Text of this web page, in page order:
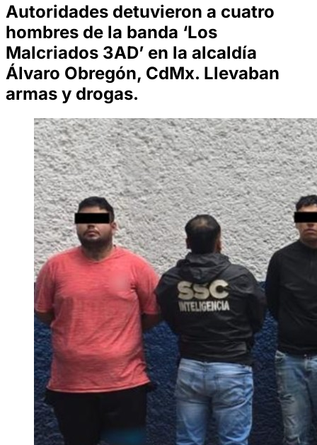
Autoridades detuvieron a cuatro
hombres de la banda ‘Los
Malcriados 3AD’ en la alcaldía
Álvaro Obregón, CdMx. Llevaban
armas y drogas.